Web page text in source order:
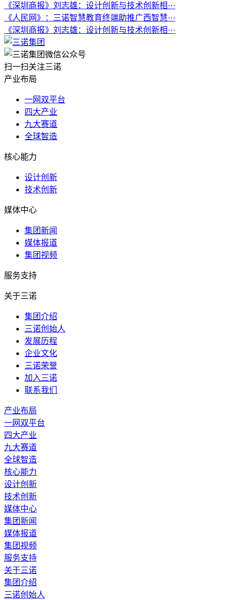
《深圳商报》刘志雄：设计创新与技术创新相···
《人民网》：三诺智慧教育终端助推广西智慧···
《深圳商报》刘志雄：设计创新与技术创新相···
扫一扫关注三诺
产业布局
一网双平台
四大产业
九大赛道
全球智造
核心能力
设计创新
技术创新
媒体中心
集团新闻
媒体报道
集团视频
服务支持
关于三诺
集团介绍
三诺创始人
发展历程
企业文化
三诺荣誉
加入三诺
联系我们
产业布局
一网双平台
四大产业
九大赛道
全球智造
核心能力
设计创新
技术创新
媒体中心
集团新闻
媒体报道
集团视频
服务支持
关于三诺
集团介绍
三诺创始人